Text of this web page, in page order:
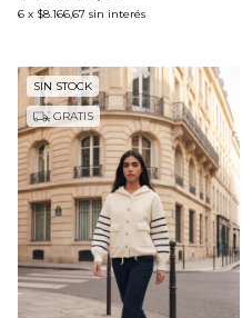
6 x $8.166,67 sin interés
SIN STOCK
GRATIS